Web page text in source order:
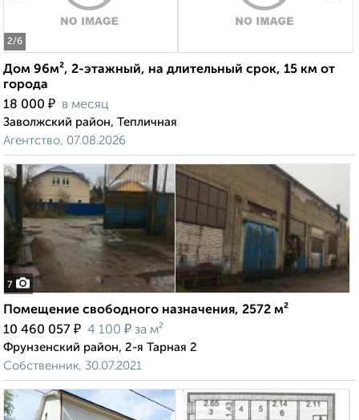
2/6
Дом 96м², 2-этажный, на длительный срок, 15 км от
города
18 000 ₽ в месяц
Заволжский район, Тепличная
Агентство, 07.08.2026
7
Помещение свободного назначения, 2572 м²
10 460 057 ₽ 4 100 ₽ за м²
Фрунзенский район, 2-я Тарная 2
Собственник, 30.07.2021